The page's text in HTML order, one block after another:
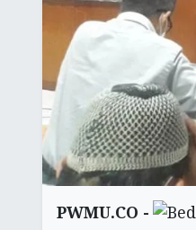
PWMU.CO -